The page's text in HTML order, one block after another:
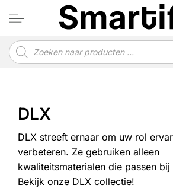
naar
Producten
zoeken
DLX
DLX streeft ernaar om uw rol
verbeteren. Ze gebruiken alleen
kwaliteitsmaterialen die passen
Bekijk onze DLX collectie!